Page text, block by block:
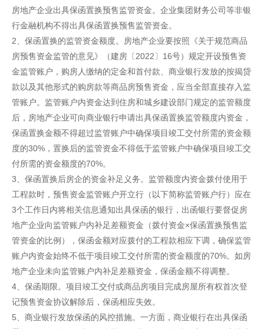
房地产企业出具保函置换预售监管资金。企业集团财务公司等非银
行金融机构不得出具保函置换预售监管资金。
2、保函置换的监管资金额度。房地产企业要按照《关于规范商品
房预售资金监管的意见》（建房〔2022〕16号）规定开设预售资
金监管账户，购房人缴纳的定金和首付款、商业银行发放的按揭贷
款以及其他形式的购房款等商品房预售资金，应当全部直接存入监
管账户。监管账户内资金达到住房和城乡建设部门规定的监管额度
后，房地产企业可向商业银行申请出具保函置换监管额度内资金，
保函置换金额不得超过监管账户中确保项目竣工交付所需的资金额
度的30%，置换后的监管资金不得低于监管账户中确保项目竣工交
付所需的资金额度的70%。
3、保函置换后房企的资金补足义务。监管额度内资金拨付使用于
工程款时，预售资金监管账户开立行（以下简称监管账户行）应在
3个工作日内将相关信息通知出具保函的银行，出函银行要督促房
地产企业向监管账户内补足差额资金（拨付资金×保函置换预售监
管资金的比例），保函金额对应拨付的工程款相应下调，确保监管
账户内资金始终不低于项目竣工交付所需的资金额度的70%。如房
地产企业未向监管账户内补足差额资金，保函金额不得调整。
4、保函期限。项目竣工交付或商品房项目完成房屋所有权首次登
记预售资金协议解除后，保函相应失效。
5、商业银行发放保函的风控措施。一方面，商业银行在出具保函